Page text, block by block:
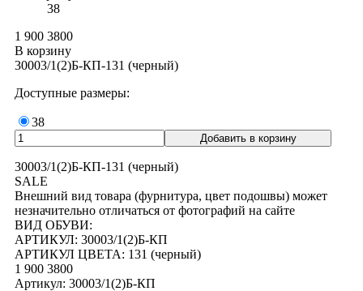
38
1 900 3800
В корзину
30003/1(2)Б-КП-131 (черный)
Доступные размеры:
38
30003/1(2)Б-КП-131 (черный)
SALE
Внешний вид товара (фурнитура, цвет подошвы) может
незначительно отличаться от фотографий на сайте
ВИД ОБУВИ:
АРТИКУЛ: 30003/1(2)Б-КП
АРТИКУЛ ЦВЕТА: 131 (черный)
1 900 3800
Артикул: 30003/1(2)Б-КП